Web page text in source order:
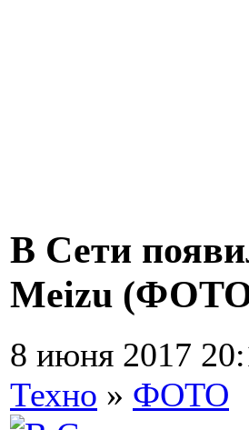
В Сети
Meizu
8 июня 2017
Техно » ФОТО